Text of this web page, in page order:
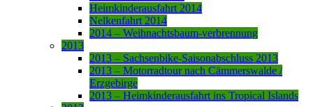
Heimkinderausfahrt 2014
Nelkenfahrt 2014
2014 – Weihnachtsbaum-verbrennung
2013
2013 – Sachsenbike-Saisonabschluss 2013
2013 – Motorradtour nach Cämmerswalde /
Erzgebirge
2013 – Heimkinderausfahrt ins Tropical Islands